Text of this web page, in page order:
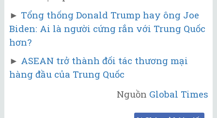
► Tổng thống Donald Trump hay ông Joe
Biden: Ai là người cứng rắn với Trung Quốc
hơn?
► ASEAN trở thành đối tác thương mại
hàng đầu của Trung Quốc
Nguồn Global Times